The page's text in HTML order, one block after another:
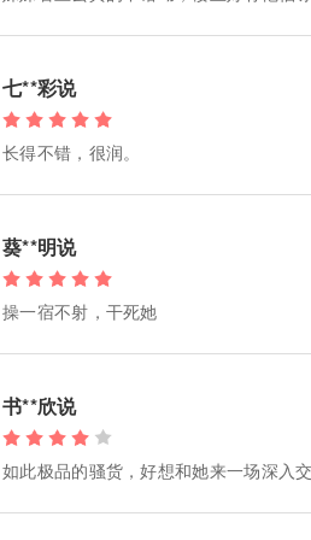
七**彩说
长得不错，很润。
葵**明说
操一宿不射，干死她
书**欣说
如此极品的骚货，好想和她来一场深入